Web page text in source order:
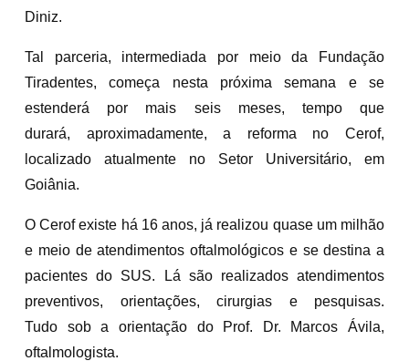
Diniz.
Tal parceria, intermediada por meio da Fundação
Tiradentes, começa nesta próxima semana e se
estenderá por mais seis meses, tempo que
durará, aproximadamente, a reforma no Cerof,
localizado atualmente no Setor Universitário, em
Goiânia.
O Cerof existe há 16 anos, já realizou quase um milhão
e meio de atendimentos oftalmológicos e se destina a
pacientes do SUS. Lá são realizados atendimentos
preventivos, orientações, cirurgias e pesquisas.
Tudo sob a orientação do Prof. Dr. Marcos Ávila,
oftalmologista.